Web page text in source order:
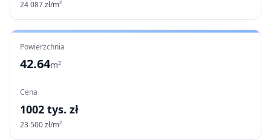
24 087zł/m²
Powierzchnia
42.64m²
Cena
1002 tys. zł
23 500zł/m²